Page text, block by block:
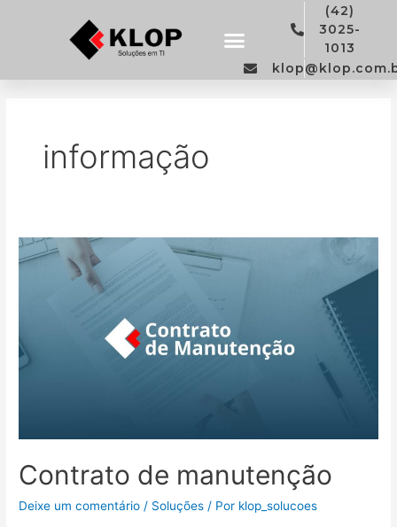
(42)
3025-
1013
informação
Contrato de manutenção
Deixe um comentário / Soluções / Por klop_solucoes